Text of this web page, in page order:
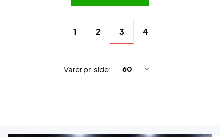
1 2 3 4
Varer pr. side: